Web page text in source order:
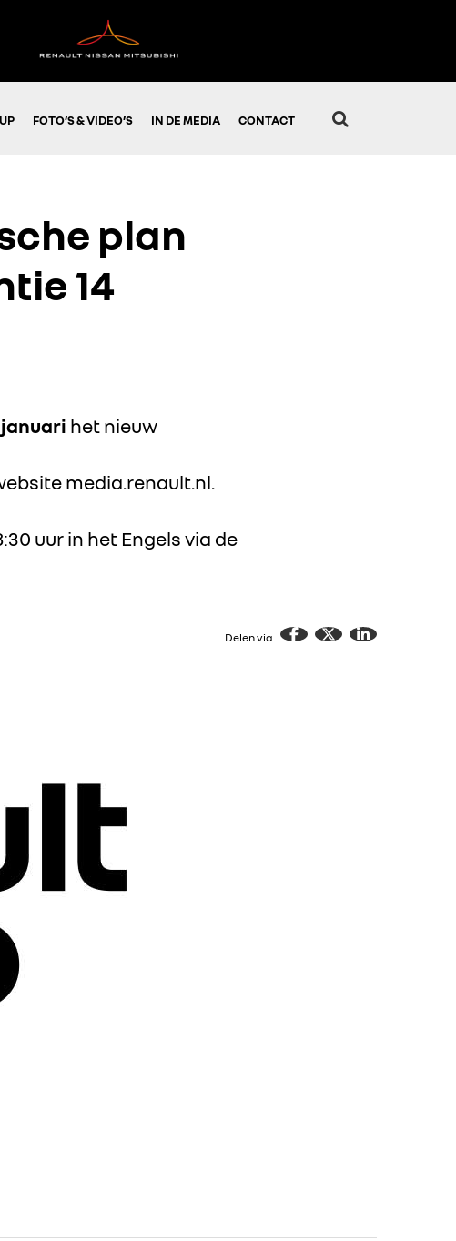
FOTO’S & VIDEO’S IN DE MEDIA CONTACT
plan
14
het nieuw
media.renault.nl.
uur in het Engels via de
Delen via